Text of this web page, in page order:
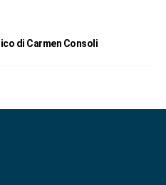
di Carmen Consoli